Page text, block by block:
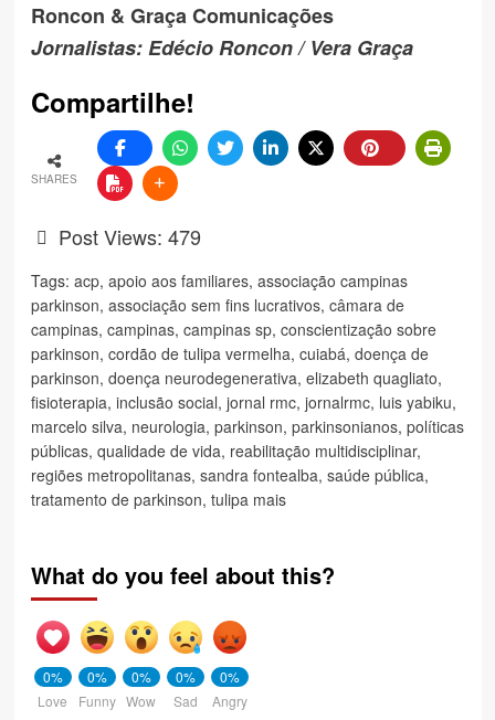
Roncon & Graça Comunicações
Jornalistas: Edécio Roncon / Vera Graça
Compartilhe!
SHARES
Post Views: 479
Tags: acp, apoio aos familiares, associação campinas
parkinson, associação sem fins lucrativos, câmara de
campinas, campinas, campinas sp, conscientização sobre
parkinson, cordão de tulipa vermelha, cuiabá, doença de
parkinson, doença neurodegenerativa, elizabeth quagliato,
fisioterapia, inclusão social, jornal rmc, jornalrmc, luis yabiku,
marcelo silva, neurologia, parkinson, parkinsonianos, políticas
públicas, qualidade de vida, reabilitação multidisciplinar,
regiões metropolitanas, sandra fontealba, saúde pública,
tratamento de parkinson, tulipa mais
What do you feel about this?
0%
Love
0%
Funny
0%
Wow
0%
Sad
0%
Angry